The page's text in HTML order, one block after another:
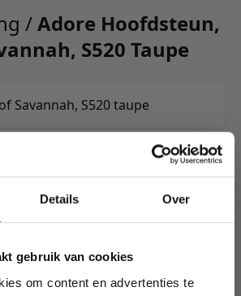
Details Over
gebruik van cookies
om content en advertenties te
/Adore Hoofdsteun,
S520 Taupe
Savannah, S520 taupe
informatie
Living